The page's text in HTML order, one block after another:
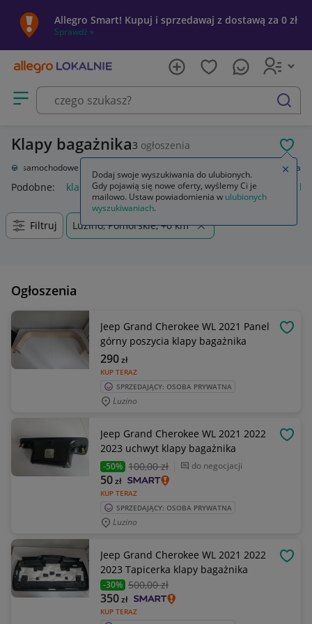
Allegro Smart! Kupuj i sprzedawaj z dostawą za 0 zł
Sprawdź »
Otwórz menu z kategoriami
szukaj
Klapy bagażnika3 ogłoszenia
samochodowe Klapy bagażnika
Podobne: klapy bagażnika automatyczne otwieranie klapy
Filtruj Luzino, Pomorskie, +0 km
Ogłoszenia
Jeep Grand Cherokee WL 2021 Panel
górny poszycia klapy bagażnika
KUP TERAZ
290zł
SPRZEDAJĄCY: OSOBA PRYWATNA
Luzino
Jeep Grand Cherokee WL 2021 2022
2023 uchwyt klapy bagażnika
-50% 100,00 zł do negocjacji
KUP TERAZ
50zł
SPRZEDAJĄCY: OSOBA PRYWATNA
Luzino
Jeep Grand Cherokee WL 2021 2022
2023 Tapicerka klapy bagażnika
-30% 500,00 zł
KUP TERAZ
350zł
Dodaj swoje wyszukiwania do ulubionych.
Gdy pojawią się nowe oferty, wyślemy Ci je
mailowo. Ustaw powiadomienia w ulubionych
wyszukiwaniach.